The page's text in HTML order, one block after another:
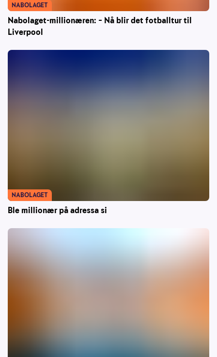
Nabolaget-millionæren: – Nå blir det fotballtur til
Liverpool
NABOLAGET
Ble millionær på adressa si
NABOLAGET